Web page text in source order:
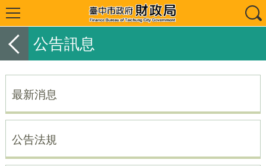
公告訊息
最新消息
公告法規